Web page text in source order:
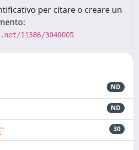
per citare o creare un
11386/3040005
ND
ND
30